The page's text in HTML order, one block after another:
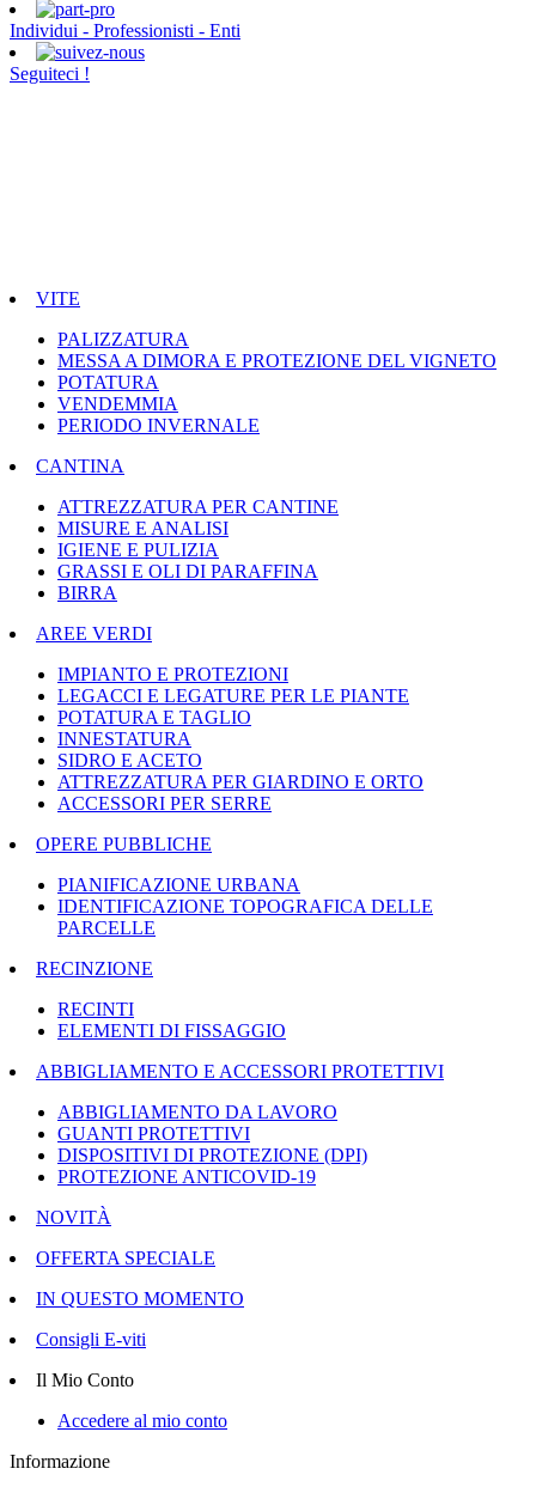
Individui - Professionisti - Enti
Seguiteci !
VITE
PALIZZATURA
MESSA A DIMORA E PROTEZIONE DEL VIGNETO
POTATURA
VENDEMMIA
PERIODO INVERNALE
CANTINA
ATTREZZATURA PER CANTINE
MISURE E ANALISI
IGIENE E PULIZIA
GRASSI E OLI DI PARAFFINA
BIRRA
AREE VERDI
IMPIANTO E PROTEZIONI
LEGACCI E LEGATURE PER LE PIANTE
POTATURA E TAGLIO
INNESTATURA
SIDRO E ACETO
ATTREZZATURA PER GIARDINO E ORTO
ACCESSORI PER SERRE
OPERE PUBBLICHE
PIANIFICAZIONE URBANA
IDENTIFICAZIONE TOPOGRAFICA DELLE
PARCELLE
RECINZIONE
RECINTI
ELEMENTI DI FISSAGGIO
ABBIGLIAMENTO E ACCESSORI PROTETTIVI
ABBIGLIAMENTO DA LAVORO
GUANTI PROTETTIVI
DISPOSITIVI DI PROTEZIONE (DPI)
PROTEZIONE ANTICOVID-19
NOVITÀ
OFFERTA SPECIALE
IN QUESTO MOMENTO
Consigli E-viti
Il Mio Conto
Accedere al mio conto
Informazione